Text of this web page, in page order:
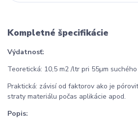
Kompletné špecifikácie
Výdatnosť:
Teoretická: 10,5 m2 /ltr pri 55µm
Praktická: závisí od faktorov ako je
straty materiálu počas aplikácie apod.
Popis: